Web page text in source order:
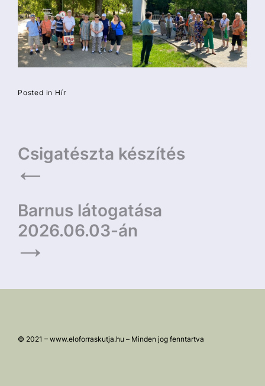
Posted in Hír
Bejegyzés
navigáció
Csigatészta készítés
Barnus látogatása
2026.06.03-án
© 2021 – www.eloforraskutja.hu – Minden jog fenntartva